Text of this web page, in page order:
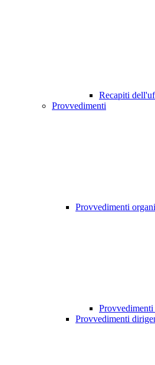
Recapiti
Provvedimenti
Provvedimenti
Provvedimenti